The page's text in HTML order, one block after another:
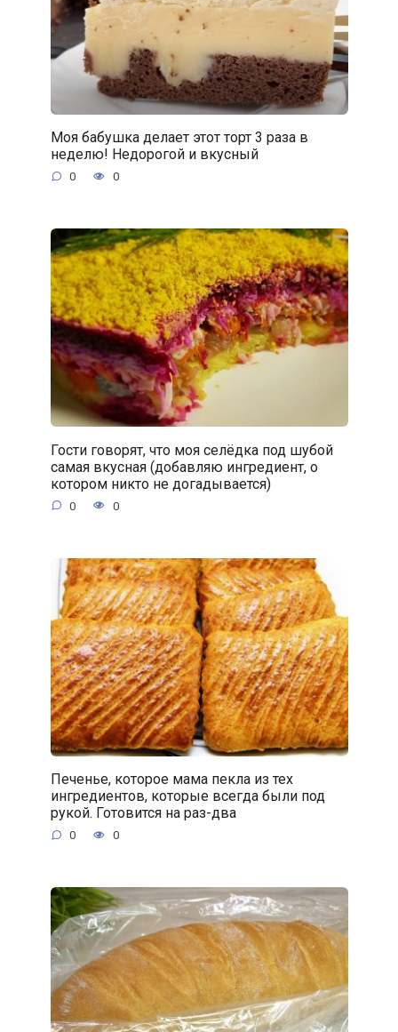
Моя бабушка делает этот торт 3 раза в
неделю! Недорогой и вкусный
0 0
Гости говорят, что моя селёдка под шубой
самая вкусная (добавляю ингредиент, о
котором никто не догадывается)
0 0
Печенье, которое мама пекла из тех
ингредиентов, которые всегда были под
рукой. Готовится на раз-два
0 0